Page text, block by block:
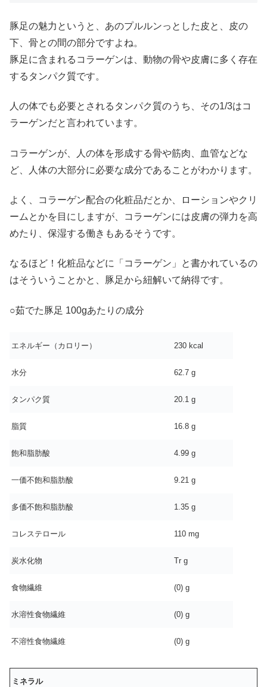
豚足の魅力というと、あのプルルンっとした皮と、皮の
下、骨との間の部分ですよね。
豚足に含まれるコラーゲンは、動物の骨や皮膚に多く存在
するタンパク質です。
人の体でも必要とされるタンパク質のうち、その1/3はコ
ラーゲンだと言われています。
コラーゲンが、人の体を形成する骨や筋肉、血管などな
ど、人体の大部分に必要な成分であることがわかります。
よく、コラーゲン配合の化粧品だとか、ローションやクリ
ームとかを目にしますが、コラーゲンには皮膚の弾力を高
めたり、保湿する働きもあるそうです。
なるほど！化粧品などに「コラーゲン」と書かれているの
はそういうことかと、豚足から紐解いて納得です。
○茹でた豚足 100gあたりの成分
エネルギー（カロリー） 230 kcal
水分 62.7 g
タンパク質 20.1 g
脂質 16.8 g
飽和脂肪酸 4.99 g
一価不飽和脂肪酸 9.21 g
多価不飽和脂肪酸 1.35 g
コレステロール 110 mg
炭水化物 Tr g
食物繊維 (0) g
水溶性食物繊維 (0) g
不溶性食物繊維 (0) g
ミネラル